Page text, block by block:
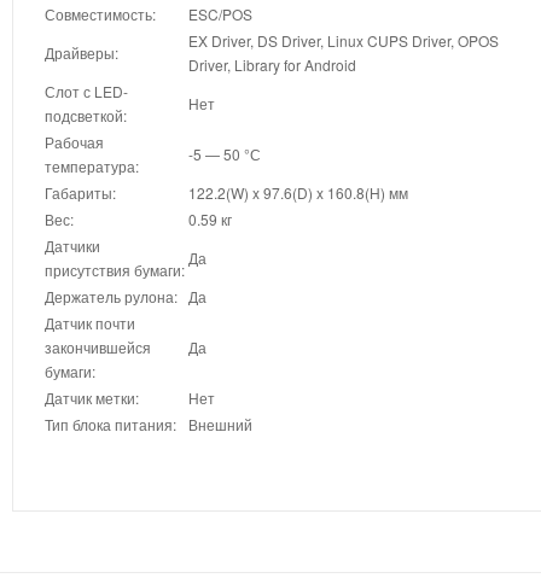
Совместимость:
ESC/POS
Драйверы:
EX Driver, DS Driver, Linux CUPS Driver, OPOS
Driver, Library for Android
Слот с LED-
подсветкой:
Нет
Рабочая
температура:
-5 — 50 °С
Габариты:
122.2(W) x 97.6(D) x 160.8(H) мм
Вес:
0.59 кг
Датчики
присутствия бумаги:
Да
Держатель рулона: Да
Датчик почти
закончившейся
бумаги:
Да
Датчик метки:
Нет
Тип блока питания:
Внешний